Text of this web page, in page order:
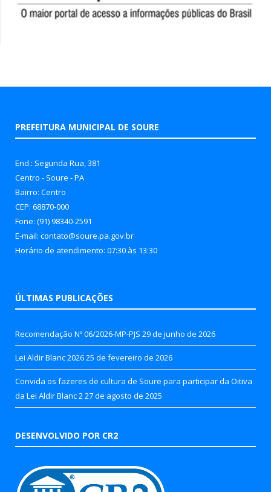
PREFEITURA MUNICIPAL DE SOURE
End.: Segunda Rua, 381
Centro - Soure - PA
Bairro: Centro
CEP: 68870-000
Fone: (91) 98340-2591
E-mail: contato@soure.pa.gov.br
Horário de atendimento: 07:30 às 13:30
ÚLTIMAS PUBLICAÇÕES
Recomendação Nº 06/2026-MP-PJS 29 de junho de 2026
Lei Aldir Blanc 202625 de fevereiro de 2026
Convida os fazeres de cultura de Soure para participar da Oitiva
da Lei Aldir Blanc 2 27 de agosto de 2025
DESENVOLVIDO POR CR2